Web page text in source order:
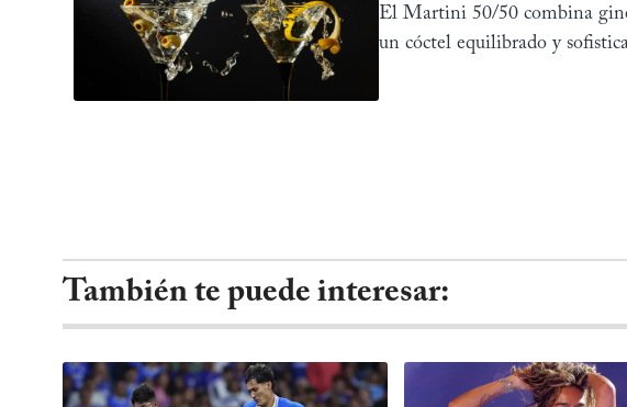
El Martini 50/50 combina
un cóctel equilibrado y
También te puede interesar: